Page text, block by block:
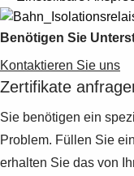
Products
See more products
0
Benötigen Sie
Kontaktieren Sie uns
Zertifikate
Sie benötigen ein
Problem. Füllen Sie
erhalten Sie das von